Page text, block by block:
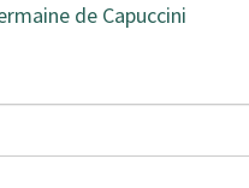
de Capuccini